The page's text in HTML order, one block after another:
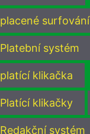
placené surfování
Platební systém
platící klikačka
Platící klikačky
Redakční systém